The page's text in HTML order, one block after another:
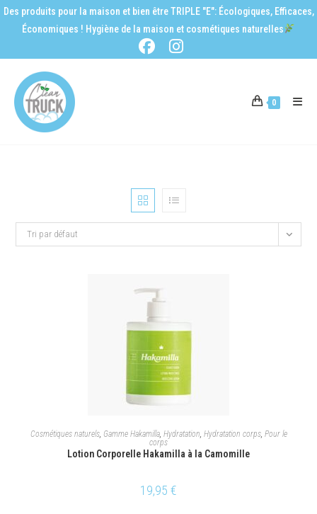
Des produits pour la maison et bien être TRIPLE "E": Écologiques, Efficaces,
Économiques ! Hygiène de la maison et cosmétiques naturelles
0
Tri par défaut
AJOUTER AU PANIER
Cosmétiques naturels, Gamme Hakamilla, Hydratation, Hydratation corps, Pour le
corps
Lotion Corporelle Hakamilla à la Camomille
19,95 €